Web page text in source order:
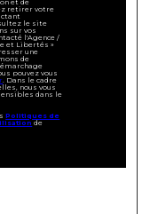
retirer votre
le site
sur vos
l'Agence /
et Libertés »
une
de
pouvez vous
. Dans le cadre
nous vous
dans le
Politiques de
de